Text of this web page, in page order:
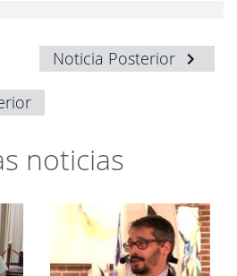
Noticia Posterior
noticias